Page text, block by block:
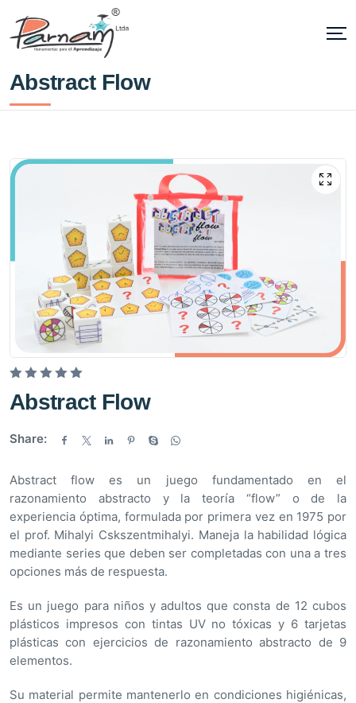
Abstract Flow
V
a
o
a
d
o
e
n
0
e
5
Abstract Flow
Share:
Abstract flow es un juego fundamentado en el
razonamiento abstracto y la teoría “flow” o de la
experiencia óptima, formulada por primera vez en 1975 por
el prof. Mihalyi Cskszentmihalyi. Maneja la habilidad lógica
mediante series que deben ser completadas con una a tres
opciones más de respuesta.
Es un juego para niños y adultos que consta de 12 cubos
plásticos impresos con tintas UV no tóxicas y 6 tarjetas
plásticas con ejercicios de razonamiento abstracto de 9
elementos.
Su material permite mantenerlo en condiciones higiénicas,